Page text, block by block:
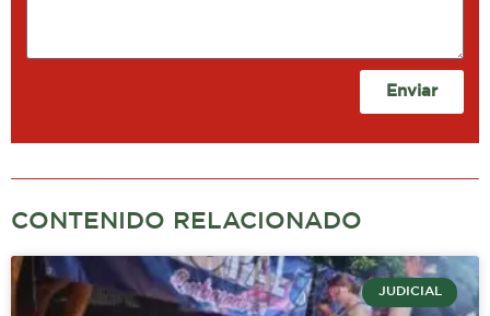
Enviar
CONTENIDO RELACIONADO
JUDICIAL